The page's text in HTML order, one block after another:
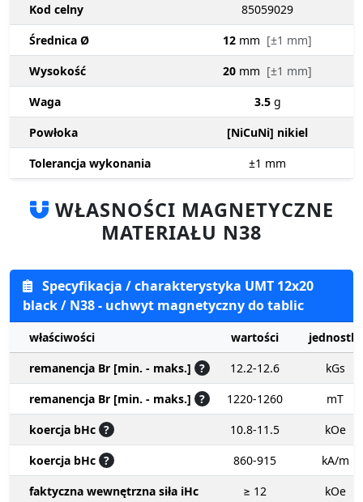
Kod celny
85059029
Średnica Ø
12 mm [±1 mm]
Wysokość
20 mm [±1 mm]
Waga
3.5 g
Powłoka
[NiCuNi] nikiel
Tolerancja wykonania
±1 mm
WŁASNOŚCI MAGNETYCZNE
MATERIAŁU N38
Specyfikacja / charakterystyka UMT 12x20
black / N38 - uchwyt magnetyczny do tablic
właściwości wartości
jednostki
remanencja Br [min. - maks.] ? 12.2-12.6
kGs
remanencja Br [min. - maks.] ? 1220-1260
mT
koercja bHc ? 10.8-11.5
kOe
koercja bHc ? 860-915
kA/m
faktyczna wewnętrzna siła iHc
≥ 12
kOe